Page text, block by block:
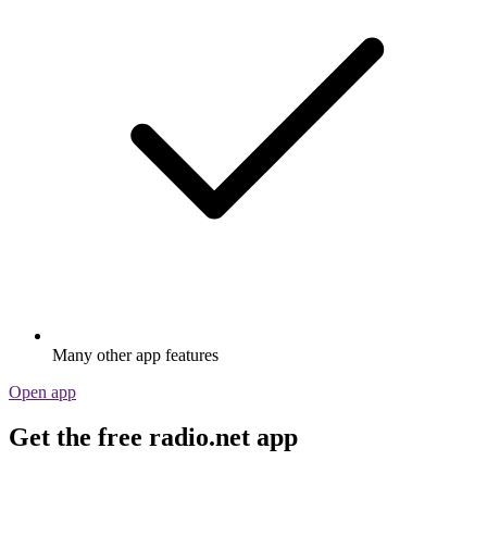
Many other app features
Open app
Get the free radio.net app